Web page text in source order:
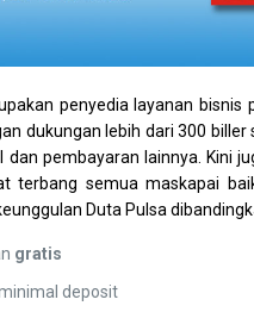
penyedia layanan bisnis
dukungan lebih dari 300 biller
dan pembayaran lainnya.
terbang semua maskapai
Duta Pulsa
gratis
deposit